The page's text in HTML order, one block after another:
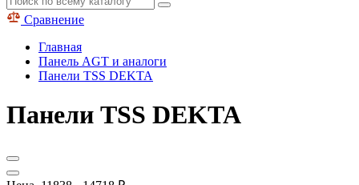
Сравнение
Главная
Панель AGT и аналоги
Панели TSS DEKTA
Панели TSS DEKTA